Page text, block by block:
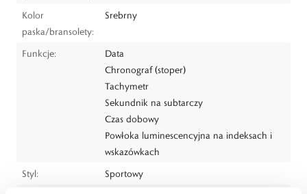
Kolor
paska/bransolety:
Srebrny
Funkcje:
Data
Chronograf (stoper)
Tachymetr
Sekundnik na subtarczy
Czas dobowy
Powłoka luminescencyjna na indeksach i
wskazówkach
Styl:
Sportowy